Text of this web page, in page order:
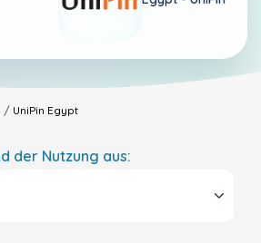
UniPin Egypt
der Nutzung aus: